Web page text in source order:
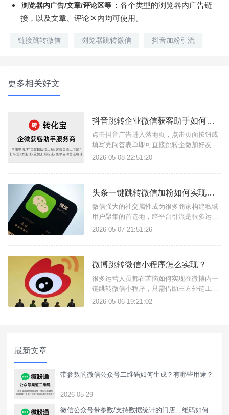
浏览器内广告/文章/评论区等 ：各个类型的浏览器内广告链
接，以及文章、评论区内均可使用。
链接跳转微信 浏览器跳转微信 抖音加粉引流
更多相关好文
抖音跳转企业微信获客助手如何搭建落地页？
点击抖音广告进入落地页，点击页面按钮或
填写完问答表单即可直接跳转企微加好友页
面，这样的广告引流方案是如何实现的？其
地页搭建功能即可，获客助手支持任意场景
量转化的方式尤其适合商家用户构建私域流
量。简单几步快速搭建广告落地页链
2026-05-08 22:51:20
头条一键跳转微信加粉如何实现？跨平台引流工具使用方法
微信强大的社交属性成为很多商家构建私域
用户聚集的首选地，跨平台引流是很多运营
推广人员必备技能，只需找对工具可以很简
具，可实现头条一键跳转微信加好友，还支
等。功能实现原理：微信外链：核心原理是
微信外链功能，这是一种合规的支
2026-05-07 21:51:26
微博跳转微信小程序怎么实现？
很多运营人员都在苦恼如何实现在微博内一
键跳转微信小程序，只需借助三方外链工具
即可实现，比如：天天外链，不需要复杂的
2026-05-06 19:21:02
最新文章
带参数的微信公众号二维码如何生成？有哪些用途？
2026-05-29
微信公众号带参数/支持数据统计的门店二维码如何